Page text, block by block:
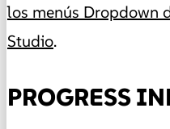
los menús Dropdown
Studio.
PROGRESS